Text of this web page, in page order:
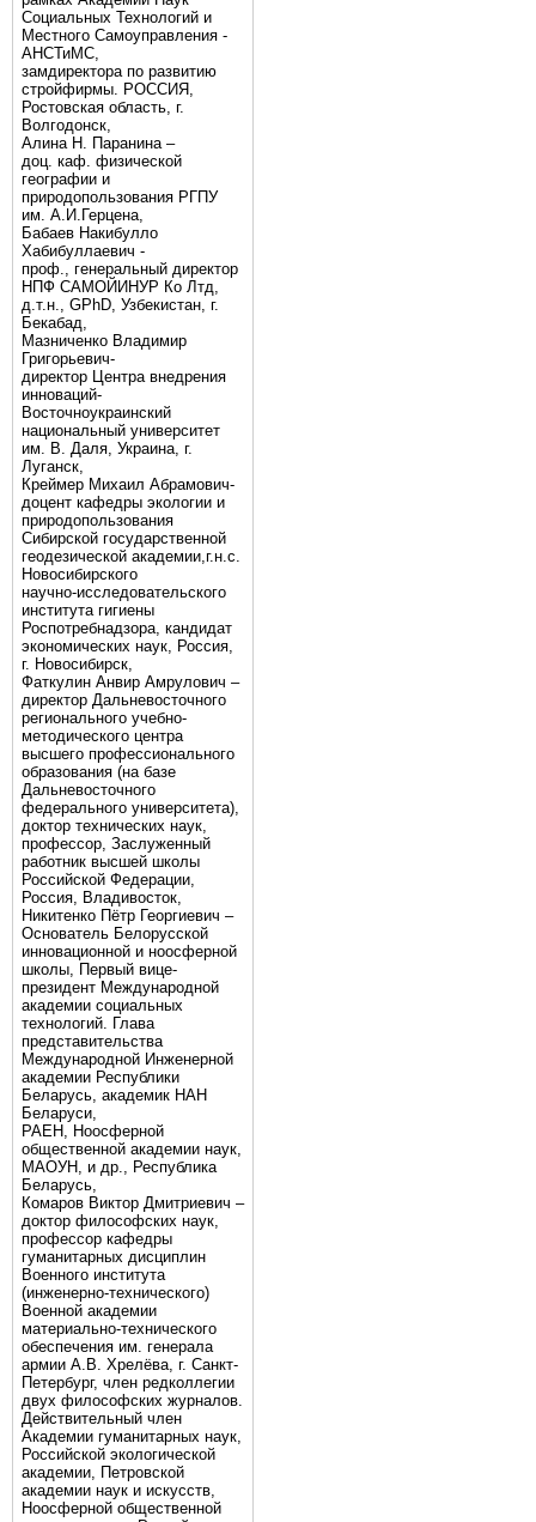
Социальных Технологий и
Местного Самоуправления -
АНСТиМС,
замдиректора по развитию
стройфирмы. РОССИЯ,
Ростовская область, г.
Волгодонск,
Алина Н. Паранина –
доц. каф. физической
географии и
природопользования РГПУ
им. А.И.Герцена,
Бабаев Накибулло
Хабибуллаевич -
проф., генеральный директор
НПФ САМОЙИНУР Ко Лтд,
д.т.н., GPhD, Узбекистан, г.
Бекабад,
Мазниченко Владимир
Григорьевич-
директор Центра внедрения
инноваций-
Восточноукраинский
национальный университет
им. В. Даля, Украина, г.
Луганск,
Креймер Михаил Абрамович-
доцент кафедры экологии и
природопользования
Сибирской государственной
геодезической академии,г.н.с.
Новосибирского
научно-исследовательского
института гигиены
Роспотребнадзора, кандидат
экономических наук, Россия,
г. Новосибирск,
Фаткулин Анвир Амрулович –
директор Дальневосточного
регионального учебно-
методического центра
высшего профессионального
образования (на базе
Дальневосточного
федерального университета),
доктор технических наук,
профессор, Заслуженный
работник высшей школы
Российской Федерации,
Россия, Владивосток,
Никитенко Пётр Георгиевич –
Основатель Белорусской
инновационной и ноосферной
школы, Первый вице-
президент Международной
академии социальных
технологий. Глава
представительства
Международной Инженерной
академии Республики
Беларусь, академик НАН
Беларуси,
РАЕН, Ноосферной
общественной академии наук,
МАОУН, и др., Республика
Беларусь,
Комаров Виктор Дмитриевич –
доктор философских наук,
профессор кафедры
гуманитарных дисциплин
Военного института
(инженерно-технического)
Военной академии
материально-технического
обеспечения им. генерала
армии А.В. Хрелёва, г. Санкт-
Петербург, член редколлегии
двух философских журналов.
Действительный член
Академии гуманитарных наук,
Российской экологической
академии, Петровской
академии наук и искусств,
Ноосферной общественной